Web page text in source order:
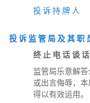
投 诉 持 牌 人
投 诉 监 管 局 及 其 职
终 止 电 话 谈
监管局乐意解
或出言侮辱，
得以有效运用。